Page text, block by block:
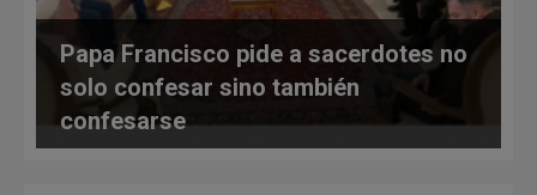
Papa Francisco pide a sacerdotes no
solo confesar sino también
confesarse